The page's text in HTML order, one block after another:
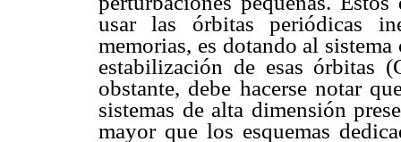
usar las órbitas periódicas
memorias, es dotando al
estabilización de esas órbitas
obstante, debe hacerse notar
sistemas de alta dimensión
mayor que los esquemas